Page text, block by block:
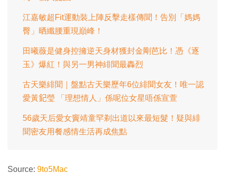
江嘉敏超Fit運動裝上陣反擊走樣傳聞！告別「媽媽
臀」晒纖腰重現巔峰！
田曦薇是健身控擁逆天身材獲封金剛芭比！憑《逐
玉》爆紅！與另一男神緋聞最轟烈
古天樂緋聞｜盤點古天樂歷年6位緋聞女友！唯一認
愛黃𨥈瑩 「理想情人」係呢位女星唔係宣萱
56歲天后愛女竇靖童罕剃出道以來最短髮！疑與緋
聞密友用餐感情生活再成焦點
Source: 9to5Mac